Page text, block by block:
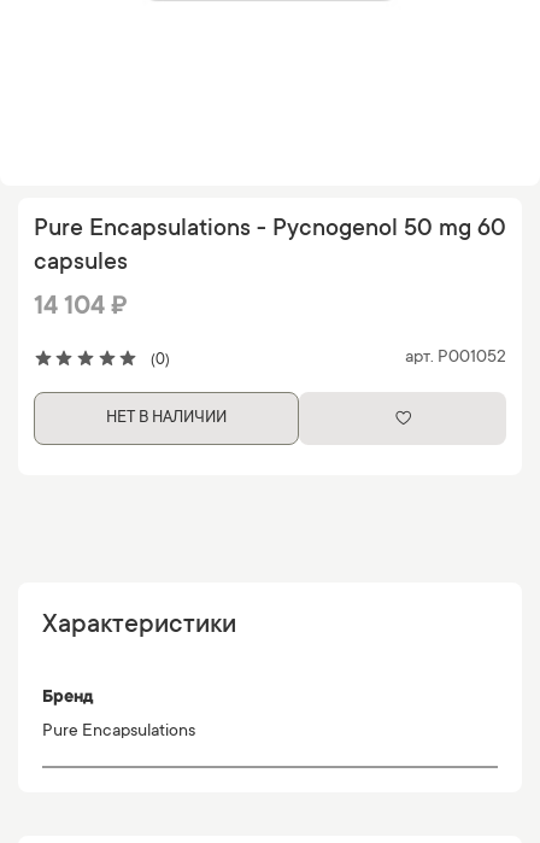
(0) арт. P001052
Pure Encapsulations - Pycnogenol 50 mg 60
capsules
14 104 ₽
НЕТ В НАЛИЧИИ
Характеристики
Бренд
Pure Encapsulations